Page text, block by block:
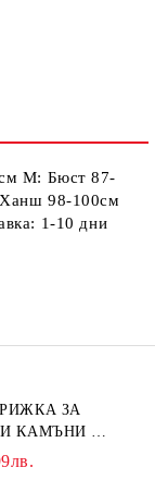
М: Бюст 87-
98-100см
1-10 дни
ЗА
КАМЪНИ И